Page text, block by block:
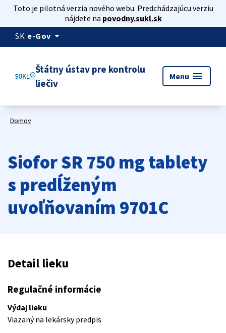
Toto je pilotná verzia nového webu. Predchádzajúcu verziu
nájdete na povodny.sukl.sk
SK e-Gov arrow_drop_down
Štátny ústav pre kontrolu
liečiv
Menu menu
Domov
Siofor SR 750 mg tablety
s predĺženým
uvoľňovaním 9701C
Detail lieku
Regulačné informácie
Výdaj lieku
Viazaný na lekársky predpis